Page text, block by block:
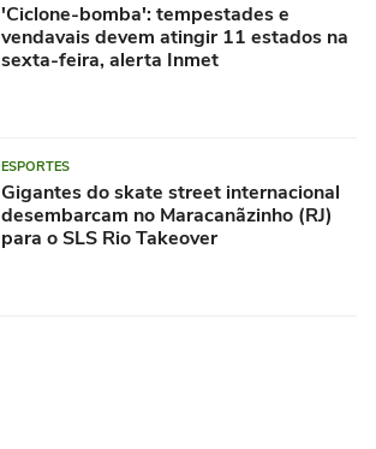
'Ciclone-bomba': tempestades e
vendavais devem atingir 11 estados na
sexta-feira, alerta Inmet
ESPORTES
Gigantes do skate street internacional
desembarcam no Maracanãzinho (RJ)
para o SLS Rio Takeover